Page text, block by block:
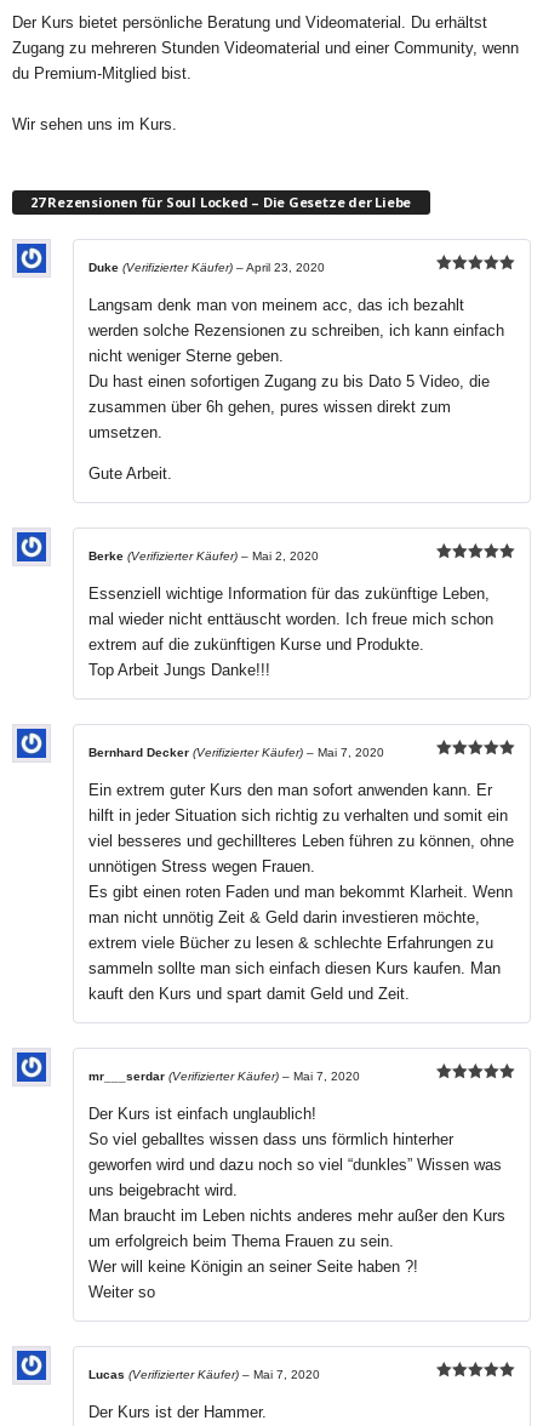
Der Kurs bietet persönliche Beratung und Videomaterial. Du erhältst
Zugang zu mehreren Stunden Videomaterial und einer Community, wenn
du Premium-Mitglied bist.
Wir sehen uns im Kurs.
27 Rezensionen für Soul Locked – Die Gesetze der Liebe
von 5
Duke (Verifizierter Käufer) –April 23, 2020
Langsam denk man von meinem acc, das ich bezahlt
werden solche Rezensionen zu schreiben, ich kann einfach
nicht weniger Sterne geben.
Du hast einen sofortigen Zugang zu bis Dato 5 Video, die
zusammen über 6h gehen, pures wissen direkt zum
umsetzen.
Gute Arbeit.
5von 5
Berke (Verifizierter Käufer) – Mai 2, 2020
Essenziell wichtige Information für das zukünftige Leben,
mal wieder nicht enttäuscht worden. Ich freue mich schon
extrem auf die zukünftigen Kurse und Produkte.
Top Arbeit Jungs Danke!!!
von 5
Bernhard Decker (Verifizierter Käufer) – Mai 7, 2020
Ein extrem guter Kurs den man sofort anwenden kann. Er
hilft in jeder Situation sich richtig zu verhalten und somit ein
viel besseres und gechillteres Leben führen zu können, ohne
unnötigen Stress wegen Frauen.
Es gibt einen roten Faden und man bekommt Klarheit. Wenn
man nicht unnötig Zeit & Geld darin investieren möchte,
extrem viele Bücher zu lesen & schlechte Erfahrungen zu
sammeln sollte man sich einfach diesen Kurs kaufen. Man
kauft den Kurs und spart damit Geld und Zeit.
mr___serdar (Verifizierter Käufer) – Mai 7, 2020
Der Kurs ist einfach unglaublich!
So viel geballtes wissen dass uns förmlich hinterher
geworfen wird und dazu noch so viel “dunkles” Wissen was
uns beigebracht wird.
Man braucht im Leben nichts anderes mehr außer den Kurs
um erfolgreich beim Thema Frauen zu sein.
Wer will keine Königin an seiner Seite haben ?!
Weiter so
Lucas (Verifizierter Käufer) – Mai 7, 2020
Der Kurs ist der Hammer.